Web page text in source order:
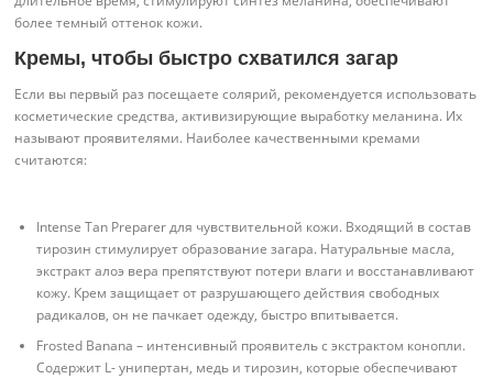
более темный оттенок кожи.
Кремы, чтобы быстро схватился загар
Если вы первый раз посещаете солярий, рекомендуется использовать
косметические средства, активизирующие выработку меланина. Их
называют проявителями. Наиболее качественными кремами
считаются:
Intense Tan Preparer для чувствительной кожи. Входящий в состав
тирозин стимулирует образование загара. Натуральные масла,
экстракт алоэ вера препятствуют потери влаги и восстанавливают
кожу. Крем защищает от разрушающего действия свободных
радикалов, он не пачкает одежду, быстро впитывается.
Frosted Banana – интенсивный проявитель с экстрактом конопли.
Содержит L- унипертан, медь и тирозин, которые обеспечивают